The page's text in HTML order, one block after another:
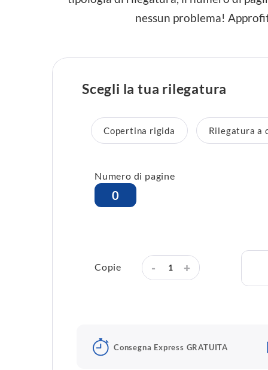
nessun problema!
Scegli la tua rilegatura
Copertina rigida Rilegatura a
Numero di pagine
Copie - +
Consegna Express GRATUITA